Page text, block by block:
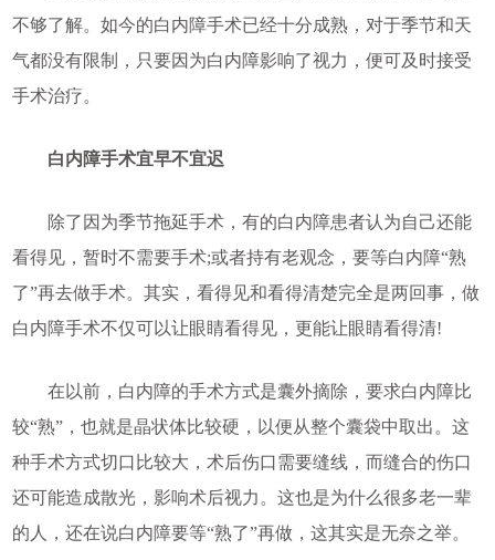
不够了解。如今的白内障手术已经十分成熟，对于季节和天
气都没有限制，只要因为白内障影响了视力，便可及时接受
手术治疗。
白内障手术宜早不宜迟
除了因为季节拖延手术，有的白内障患者认为自己还能
看得见，暂时不需要手术;或者持有老观念，要等白内障“熟
了”再去做手术。其实，看得见和看得清楚完全是两回事，做
白内障手术不仅可以让眼睛看得见，更能让眼睛看得清!
在以前，白内障的手术方式是囊外摘除，要求白内障比
较“熟”，也就是晶状体比较硬，以便从整个囊袋中取出。这
种手术方式切口比较大，术后伤口需要缝线，而缝合的伤口
还可能造成散光，影响术后视力。这也是为什么很多老一辈
的人，还在说白内障要等“熟了”再做，这其实是无奈之举。